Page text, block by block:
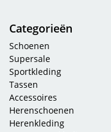
Categorieën
Schoenen
Supersale
Sportkleding
Tassen
Accessoires
Herenschoenen
Herenkleding